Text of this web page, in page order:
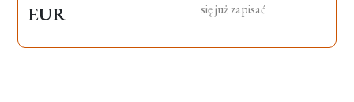
EUR
się już zapisać